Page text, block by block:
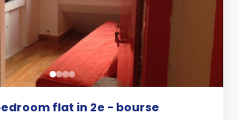
flat in 2e - bourse